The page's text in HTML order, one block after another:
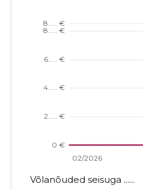
Võlanõuded seisuga ......